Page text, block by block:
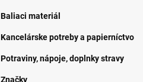
Baliaci materiál
Kancelárske potreby a papierníctvo
Potraviny, nápoje, doplnky stravy
Značky